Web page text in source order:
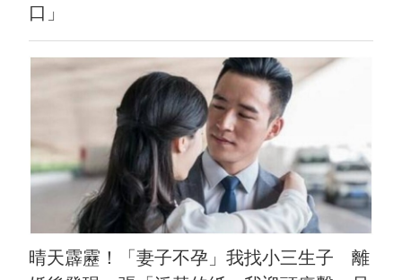
口」
晴天霹靂！「妻子不孕」我找小三生子 離